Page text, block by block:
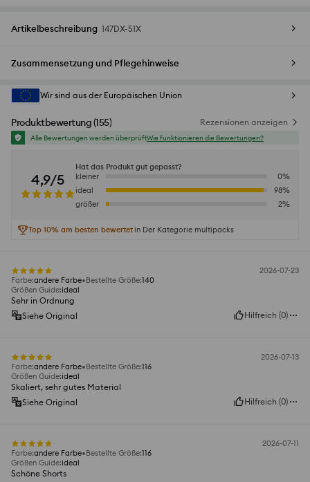
Artikelbeschreibung 147DX-51X
Zusammensetzung und Pflegehinweise
Wir sind aus der Europäischen Union
Produktbewertung(155) Rezensionen anzeigen
Alle Bewertungen werden überprüftWie funktionieren die Bewertungen?
4,9/5
Hat das Produkt gut gepasst?
kleiner
0%
ideal
98%
größer
2%
Top 10% am besten bewertet in Der Kategorie multipacks
2026-07-23
Farbe:andere Farbe Bestellte Größe:140
Größen Guide:ideal
Sehr in Ordnung
Siehe Original
Hilfreich (0)
2026-07-13
Farbe:andere Farbe Bestellte Größe:116
Größen Guide:ideal
Skaliert, sehr gutes Material
Siehe Original
Hilfreich (0)
2026-07-11
Farbe:andere Farbe Bestellte Größe:116
Größen Guide:ideal
Schöne Shorts